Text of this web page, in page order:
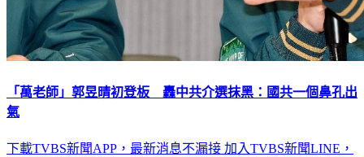
「萬老師」郭昱晴初登板 轟中共介選抹黑：國共一個鼻孔出
氣
下載TVBS新聞APP，最新消息不漏接 加入TVBS新聞LINE，